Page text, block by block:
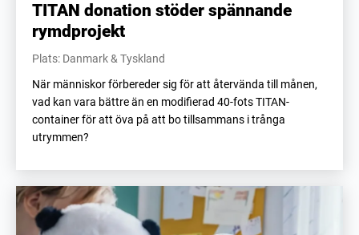
TITAN donation stöder spännande
rymdprojekt
Plats: Danmark & Tyskland
När människor förbereder sig för att återvända till månen,
vad kan vara bättre än en modifierad 40-fots TITAN-
container för att öva på att bo tillsammans i trånga
utrymmen?